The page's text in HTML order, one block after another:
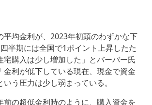
平均金利が、2023年初頭のわずかな下
半期には全国で1ポイント上昇したた
宅購入は少し増加した」とバーバー氏
金利が低下している現在、現金で資金
う圧力は少し弱まっている。
前の超低金利時のように、購入資金を